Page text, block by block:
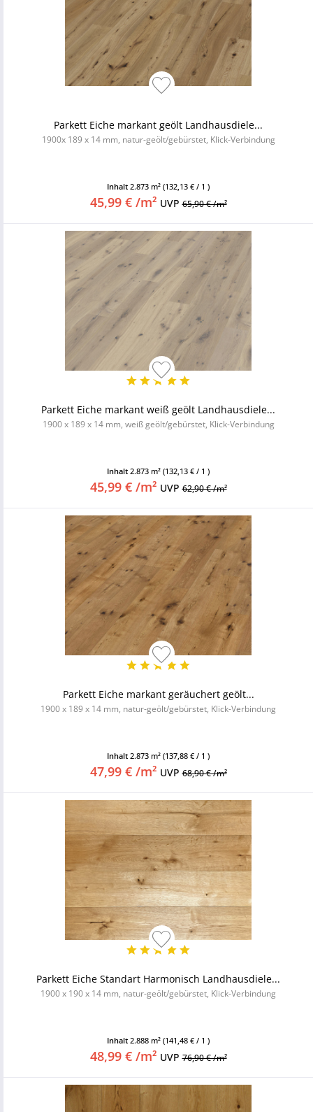
Parkett Eiche markant geölt Landhausdiele...
1900x 189 x 14 mm, natur-geölt/gebürstet, Klick-Verbindung
Inhalt 2.873 m² (132,13 € / 1 )
45,99 € /m² UVP65,90 € /m²
Parkett Eiche markant weiß geölt Landhausdiele...
1900 x 189 x 14 mm, weiß geölt/gebürstet, Klick-Verbindung
Inhalt 2.873 m² (132,13 € / 1 )
45,99 € /m² UVP62,90 € /m²
Parkett Eiche markant geräuchert geölt...
1900 x 189 x 14 mm, natur-geölt/gebürstet, Klick-Verbindung
Inhalt 2.873 m² (137,88 € / 1 )
47,99 € /m² UVP68,90 € /m²
Parkett Eiche Standart Harmonisch Landhausdiele...
1900 x 190 x 14 mm, natur-geölt/gebürstet, Klick-Verbindung
Inhalt 2.888 m² (141,48 € / 1 )
48,99 € /m² UVP76,90 € /m²